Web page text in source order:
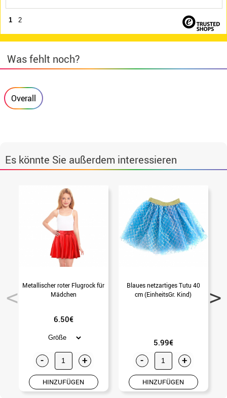
1 2
Was fehlt noch?
Overall
Es könnte Sie außerdem interessieren
Metallischer roter Flugrock für
Mädchen
6.50€
- +
HINZUFÜGEN
Blaues netzartiges Tutu 40
cm (EinheitsGr. Kind)
5.99€
- +
HINZUFÜGEN